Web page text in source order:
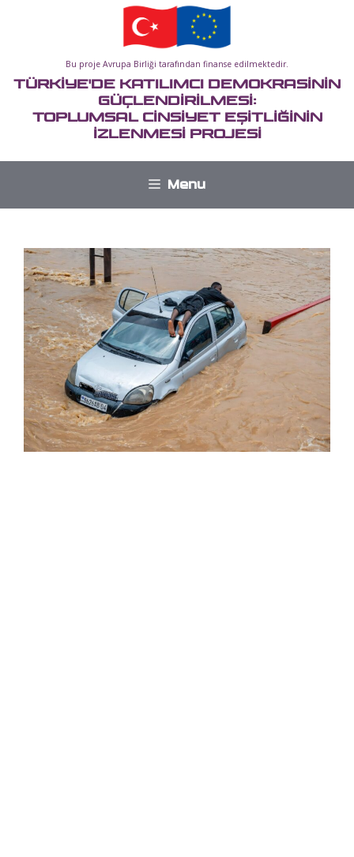
Bu proje Avrupa Birliği tarafından finanse edilmektedir.
TÜRKİYE'DE KATILIMCI DEMOKRASİNİN
GÜÇLENDİRİLMESİ:
TOPLUMSAL CİNSİYET EŞİTLİĞİNİN
İZLENMESİ PROJESİ
Menu